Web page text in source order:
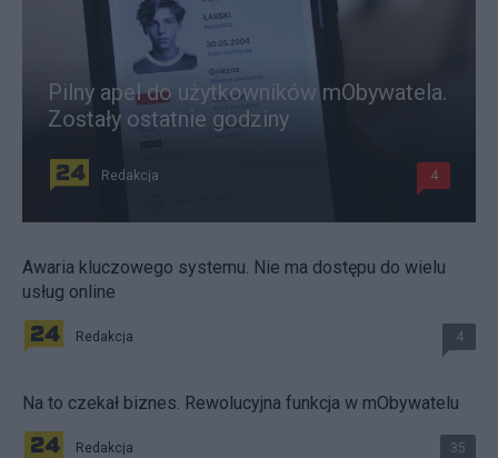
Pilny apel do użytkowników mObywatela.
Zostały ostatnie godziny
Redakcja 4
Awaria kluczowego systemu. Nie ma dostępu do wielu
usług online
Redakcja 4
Na to czekał biznes. Rewolucyjna funkcja w mObywatelu
Redakcja 35